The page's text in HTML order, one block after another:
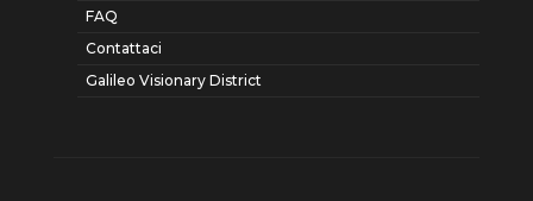
FAQ
Contattaci
Galileo Visionary District